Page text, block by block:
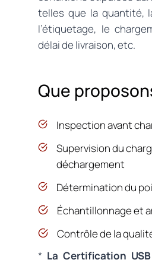
telles que la quantité,
l’étiquetage, le
délai de livraison, etc.
Que
Inspection avant
Supervision du
déchargement
Détermination du
Échantillonnage et
Contrôle de la
* La Certification